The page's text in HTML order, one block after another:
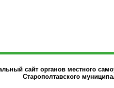
сайт органов местного
Старополтавского